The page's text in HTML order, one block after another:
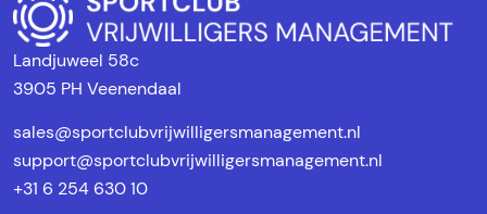
Landjuweel 58c
3905 PH Veenendaal
sales@sportclubvrijwilligersmanagement.nl
support@sportclubvrijwilligersmanagement.nl
+31 6 254 630 10